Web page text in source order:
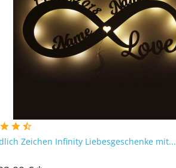
Zeichen Infinity Liebesgeschenke mit...